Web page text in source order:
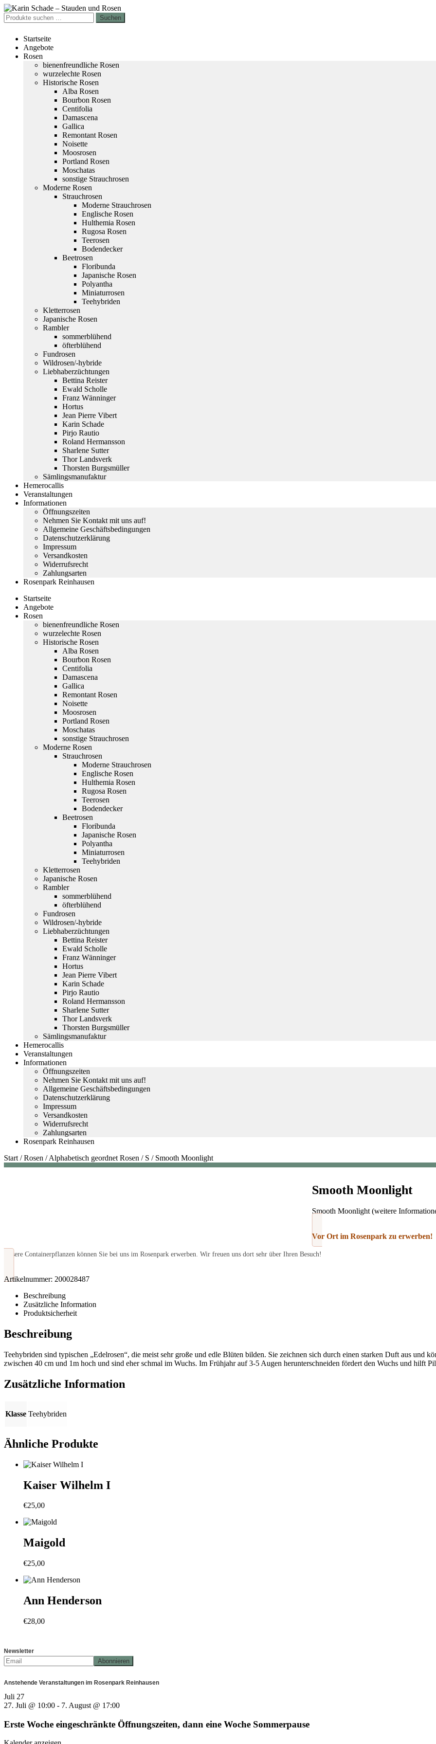
Zur
Navigation
springen
Zum
Inhalt
springen
Suchen
nach:
Suchen
Startseite
Angebote
Rosen
bienenfreundliche Rosen
wurzelechte Rosen
Historische Rosen
Alba Rosen
Bourbon Rosen
Centifolia
Damascena
Gallica
Remontant Rosen
Noisette
Moosrosen
Portland Rosen
Moschatas
sonstige Strauchrosen
Moderne Rosen
Strauchrosen
Moderne Strauchrosen
Englische Rosen
Hulthemia Rosen
Rugosa Rosen
Teerosen
Bodendecker
Beetrosen
Floribunda
Japanische Rosen
Polyantha
Miniaturrosen
Teehybriden
Kletterrosen
Japanische Rosen
Rambler
sommerblühend
öfterblühend
Fundrosen
Wildrosen/-hybride
Liebhaberzüchtungen
Bettina Reister
Ewald Scholle
Franz Wänninger
Hortus
Jean Pierre Vibert
Karin Schade
Pirjo Rautio
Roland Hermansson
Sharlene Sutter
Thor Landsverk
Thorsten Burgsmüller
Sämlingsmanufaktur
Hemerocallis
Veranstaltungen
Informationen
Öffnungszeiten
Nehmen Sie Kontakt mit uns auf!
Allgemeine Geschäftsbedingungen
Datenschutzerklärung
Impressum
Versandkosten
Widerrufsrecht
Zahlungsarten
Rosenpark Reinhausen
Startseite
Angebote
Rosen
bienenfreundliche Rosen
wurzelechte Rosen
Historische Rosen
Alba Rosen
Bourbon Rosen
Centifolia
Damascena
Gallica
Remontant Rosen
Noisette
Moosrosen
Portland Rosen
Moschatas
sonstige Strauchrosen
Moderne Rosen
Strauchrosen
Moderne Strauchrosen
Englische Rosen
Hulthemia Rosen
Rugosa Rosen
Teerosen
Bodendecker
Beetrosen
Floribunda
Japanische Rosen
Polyantha
Miniaturrosen
Teehybriden
Kletterrosen
Japanische Rosen
Rambler
sommerblühend
öfterblühend
Fundrosen
Wildrosen/-hybride
Liebhaberzüchtungen
Bettina Reister
Ewald Scholle
Franz Wänninger
Hortus
Jean Pierre Vibert
Karin Schade
Pirjo Rautio
Roland Hermansson
Sharlene Sutter
Thor Landsverk
Thorsten Burgsmüller
Sämlingsmanufaktur
Hemerocallis
Veranstaltungen
Informationen
Öffnungszeiten
Nehmen Sie Kontakt mit uns auf!
Allgemeine Geschäftsbedingungen
Datenschutzerklärung
Impressum
Versandkosten
Widerrufsrecht
Zahlungsarten
Rosenpark Reinhausen
Start /Rosen /Alphabetisch geordnet Rosen / S / Smooth Moonlight
Smooth Moonlight
Smooth Moonlight (weitere
Vor Ort im Rosenpark zu erwerben!
Unsere Containerpflanzen können Sie bei uns im Rosenpark erwerben. Wir freuen uns dort sehr über Ihren Besuch!
Artikelnummer: 200028487
Beschreibung
Zusätzliche Information
Produktsicherheit
Beschreibung
Teehybriden sind typischen „Edelrosen“, die meist sehr große und edle Blüten bilden. Sie zeichnen sich durch einen starken Duft aus und
zwischen 40 cm und 1m hoch und sind eher schmal im Wuchs. Im Frühjahr auf 3-5 Augen herunterschneiden fördert den Wuchs und hilft
Zusätzliche Information
Klasse Teehybriden
Ähnliche Produkte
Kaiser Wilhelm I
€25,00
Maigold
€25,00
Ann Henderson
€28,00
Newsletter
Anstehende Veranstaltungen im Rosenpark Reinhausen
Juli 27
27. Juli @ 10:00 - 7. August @ 17:00
Erste Woche eingeschränkte Öffnungszeiten, dann eine Woche Sommerpause